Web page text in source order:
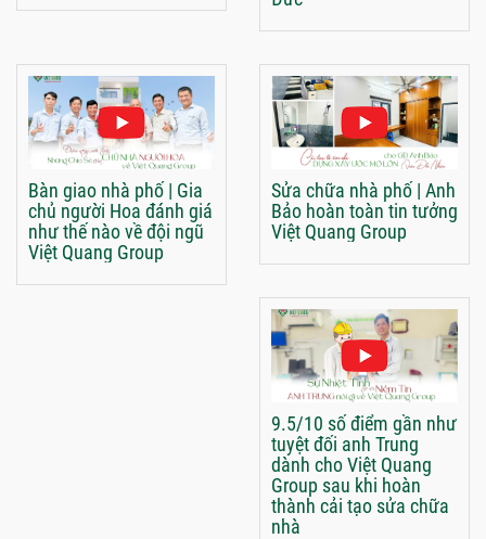
Bàn giao nhà phố | Gia
chủ người Hoa đánh giá
như thế nào về đội ngũ
Việt Quang Group
Sửa chữa nhà phố | Anh
Bảo hoàn toàn tin tưởng
Việt Quang Group
9.5/10 số điểm gần như
tuyệt đối anh Trung
dành cho Việt Quang
Group sau khi hoàn
thành cải tạo sửa chữa
nhà